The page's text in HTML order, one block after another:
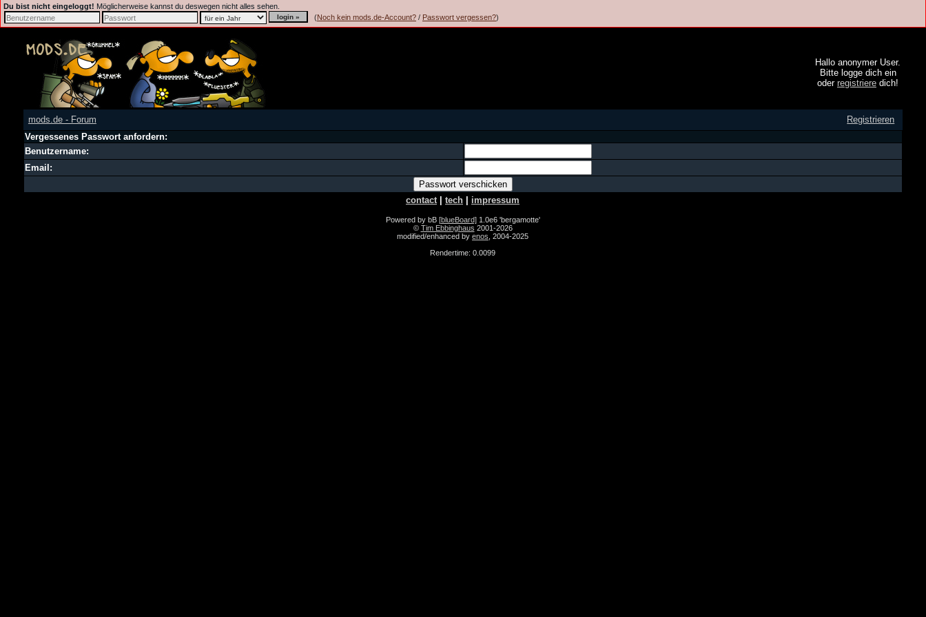
Du bist nicht eingeloggt! Möglicherweise kannst du deswegen nicht alles sehen.
(Noch kein mods.de-Account? / Passwort vergessen?)
Hallo anonymer User.
Bitte logge dich ein
oder registriere dich!
mods.de - Forum
Registrieren
Vergessenes Passwort anfordern:
Benutzername:
Email:
contact| tech impressum
Powered by bB [blueBoard] 1.0e6 'bergamotte'
© Tim Ebbinghaus 2001-2026
modified/enhanced by enos , 2004-2025
Rendertime: 0.0099